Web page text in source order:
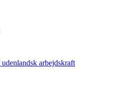
arbejdskraft